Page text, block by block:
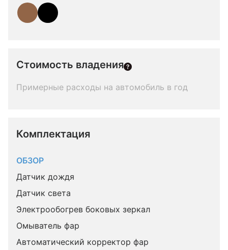
Стоимость владения
Примерные расходы на автомобиль в год
Комплектация
ОБЗОР
Датчик дождя
Датчик света
Электрообогрев боковых зеркал
Омыватель фар
Автоматический корректор фар